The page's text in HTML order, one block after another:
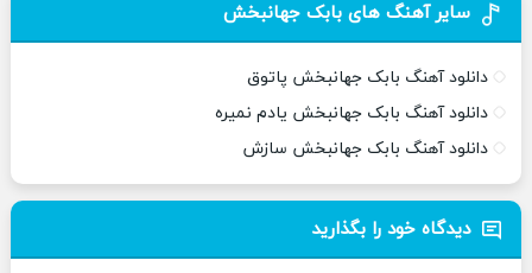
سایر آهنگ های بابک جهانبخش
دانلود آهنگ بابک جهانبخش پاتوق
دانلود آهنگ بابک جهانبخش یادم نمیره
دانلود آهنگ بابک جهانبخش سازش
دیدگاه خود را بگذارید